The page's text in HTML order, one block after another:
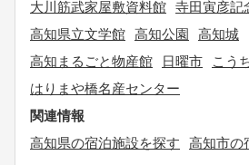
大川筋武家屋敷資料館 寺田寅彦記
高知県立文学館 高知公園
高知城
高知まるごと物産館
日曜市 こう
はりまや橋名産センター
関連情報
高知県の宿泊施設を探す
高知市の